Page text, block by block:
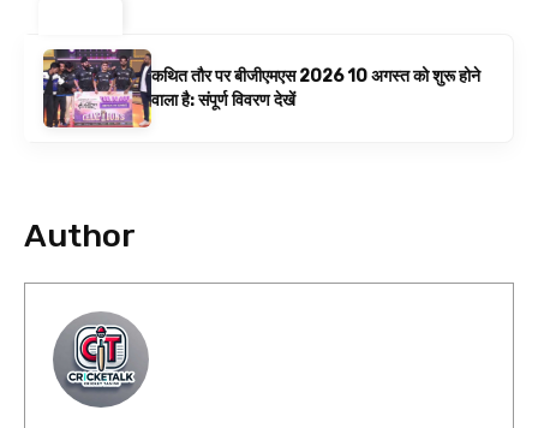
कथित तौर पर बीजीएमएस 2026 10 अगस्त को शुरू होने
वाला है: संपूर्ण विवरण देखें
Author